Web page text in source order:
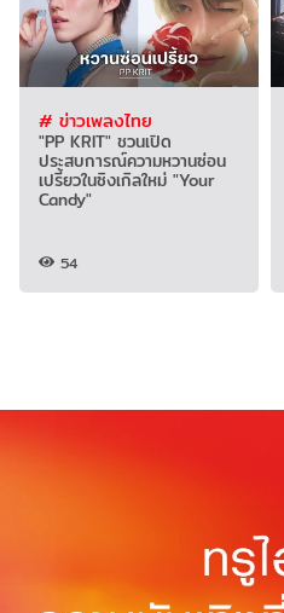
# ข่าวเพลงไทย
"PP KRIT" ชวนเปิด
ประสบการณ์ความหวานซ่อน
เปรี้ยวในซิงเกิลใหม่ "Your
Candy"
54